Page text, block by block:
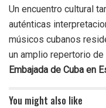
Un encuentro cultural
auténticas
músicos cubanos
un amplio repertorio de
Embajada de Cuba en
You might also like